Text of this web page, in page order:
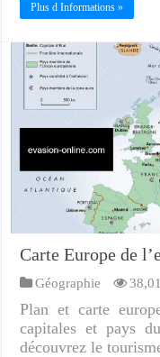
Plus d Informations »
Carte Europe de
Géographie
Plan et carte
capitales et pays
découvrez le